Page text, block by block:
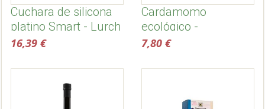
Cuchara de silicona
platino Smart - Lurch
16,39 €
Cardamomo
ecológico -
Sonnentor
7,80 €